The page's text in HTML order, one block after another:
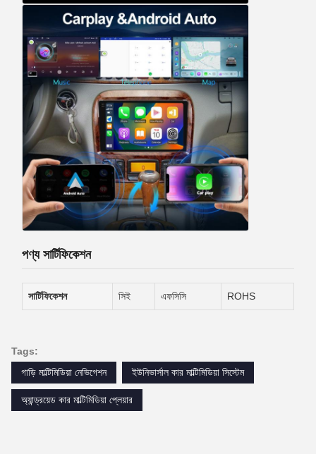
পণ্য সার্টিফিকেশন
সার্টিফিকেশন সিই এফসিসি ROHS
Tags:
গাড়ি মাল্টিমিডিয়া নেভিগেশন
ইউনিভার্সাল কার মাল্টিমিডিয়া সিস্টেম
অ্যান্ড্রয়েড কার মাল্টিমিডিয়া প্লেয়ার